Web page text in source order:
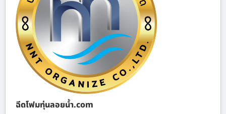
ฉีดโฟมทุ่นลอยน้ำ.com